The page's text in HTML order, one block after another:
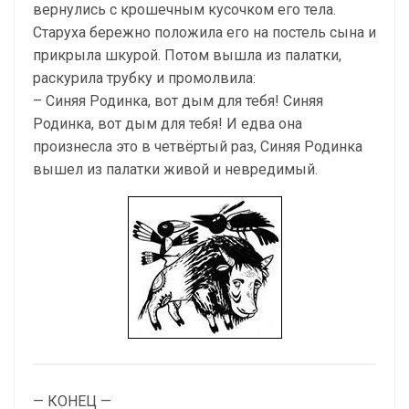
вернулись с крошечным кусочком его тела.
Старуха бережно положила его на постель сына и
прикрыла шкурой. Потом вышла из палатки,
раскурила трубку и промолвила:
– Синяя Родинка, вот дым для тебя! Синяя
Родинка, вот дым для тебя! И едва она
произнесла это в четвёртый раз, Синяя Родинка
вышел из палатки живой и невредимый.
— КОНЕЦ —